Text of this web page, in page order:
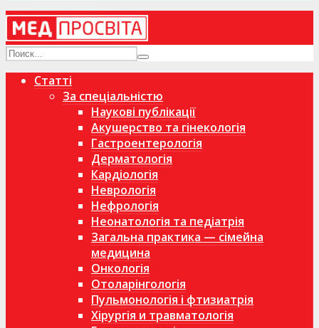
Статті
За спеціальністю
Наукові публікації
Акушерство та гінекологія
Гастроентерологія
Дерматологія
Кардіологія
Неврологія
Нефрологія
Неонатологія та педіатрія
Загальна практика — сімейна
медицина
Онкологія
Отоларінгологія
Пульмонологія і фтизиатрія
Хірургія и травматологія